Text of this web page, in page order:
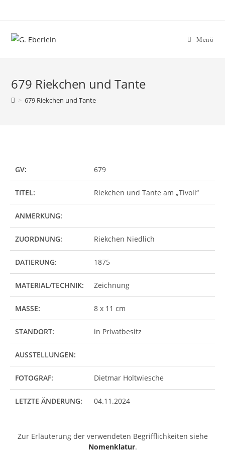
Menü
679 Riekchen und Tante
> 679 Riekchen und Tante
GV: 679
TITEL: Riekchen und Tante am „Tivoli“
ANMERKUNG:
ZUORDNUNG: Riekchen Niedlich
DATIERUNG: 1875
MATERIAL/TECHNIK: Zeichnung
MASSE: 8 x 11 cm
STANDORT: in Privatbesitz
AUSSTELLUNGEN:
FOTOGRAF: Dietmar Holtwiesche
LETZTE ÄNDERUNG: 04.11.2024
Zur Erläuterung der verwendeten Begrifflichkeiten siehe
Nomenklatur.